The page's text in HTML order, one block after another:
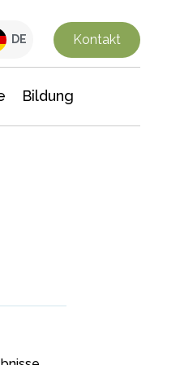
DE Kontakt
Bildung